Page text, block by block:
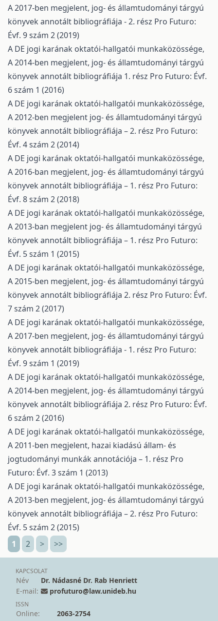
A 2017-ben megjelent, jog- és államtudományi tárgyú
könyvek annotált bibliográfiája - 2. rész Pro Futuro:
Évf. 9 szám 2 (2019)
A DE jogi karának oktatói-hallgatói munkaközössége,
A 2014-ben megjelent, jog- és államtudományi tárgyú
könyvek annotált bibliográfiája 1. rész Pro Futuro: Évf.
6 szám 1 (2016)
A DE jogi karának oktatói-hallgatói munkaközössége,
A 2012-ben megjelent jog- és államtudományi tárgyú
könyvek annotált bibliográfiája – 2. rész Pro Futuro:
Évf. 4 szám 2 (2014)
A DE jogi karának oktatói-hallgatói munkaközössége,
A 2016-ban megjelent, jog- és államtudományi tárgyú
könyvek annotált bibliográfiája – 1. rész Pro Futuro:
Évf. 8 szám 2 (2018)
A DE jogi karának oktatói-hallgatói munkaközössége,
A 2013-ban megjelent jog- és államtudományi tárgyú
könyvek annotált bibliográfiája – 1. rész Pro Futuro:
Évf. 5 szám 1 (2015)
A DE jogi karának oktatói-hallgatói munkaközössége,
A 2015-ben megjelent, jog- és államtudományi tárgyú
könyvek annotált bibliográfiája 2. rész Pro Futuro: Évf.
7 szám 2 (2017)
A DE jogi karának oktatói-hallgatói munkaközössége,
A 2017-ben megjelent, jog- és államtudományi tárgyú
könyvek annotált bibliográfiája - 1. rész Pro Futuro:
Évf. 9 szám 1 (2019)
A DE jogi karának oktatói-hallgatói munkaközössége,
A 2014-ben megjelent, jog- és államtudományi tárgyú
könyvek annotált bibliográfiája 2. rész Pro Futuro: Évf.
6 szám 2 (2016)
A DE jogi karának oktatói-hallgatói munkaközössége,
A 2011-ben megjelent, hazai kiadású állam- és
jogtudományi munkák annotációja – 1. rész Pro
Futuro: Évf. 3 szám 1 (2013)
A DE jogi karának oktatói-hallgatói munkaközössége,
A 2013-ben megjelent, jog- és államtudományi tárgyú
könyvek annotált bibliográfiája – 2. rész Pro Futuro:
Évf. 5 szám 2 (2015)
1
2 > >>
KAPCSOLAT
Név
Dr. Nádasné Dr. Rab Henriett
E-mail:
profuturo@law.unideb.hu
ISSN
Online:
2063-2754